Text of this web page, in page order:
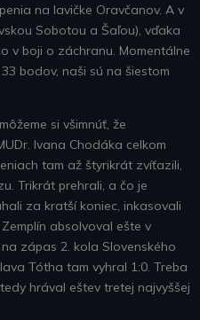
na lavičke Oravčanov. A v
Sobotou a Šaľou), vďaka
v boji o záchranu. Momentálne
bodov, naši sú na šiestom
si všimnúť, že
Ivana Chodáka celkom
tam až štyrikrát zvíťazili,
Trikrát prehrali, a čo je
za kratší koniec, inkasovali
absolvoval ešte v
zápas 2. kola Slovenského
Tótha tam vyhral 1:0. Treba
hrával eštev tretej najvyššej